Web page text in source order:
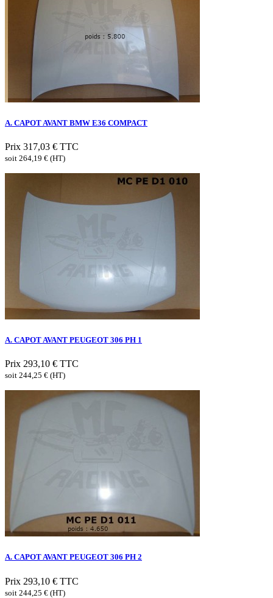
A. CAPOT AVANT BMW E36 COMPACT
Prix 317,03 € TTC
soit 264,19 € (HT)
A. CAPOT AVANT PEUGEOT 306 PH 1
Prix 293,10 € TTC
soit 244,25 € (HT)
A. CAPOT AVANT PEUGEOT 306 PH 2
Prix 293,10 € TTC
soit 244,25 € (HT)